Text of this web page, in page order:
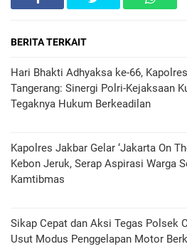
BERITA TERKAIT
Hari Bhakti Adhyaksa ke-66,
Tangerang: Sinergi Polri-Kejaksaan
Tegaknya Hukum Berkeadilan
Kapolres Jakbar Gelar ‘Jakarta On
Kebon Jeruk, Serap Aspirasi Warga
Kamtibmas
Sikap Cepat dan Aksi Tegas Polsek
Usut Modus Penggelapan Motor